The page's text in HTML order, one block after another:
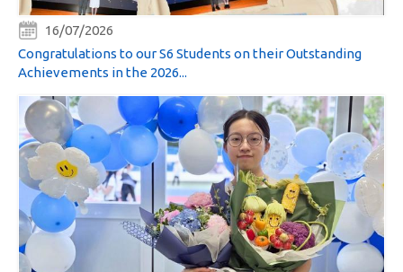
16/07/2026
Congratulations to our S6 Students on their Outstanding
Achievements in the 2026...